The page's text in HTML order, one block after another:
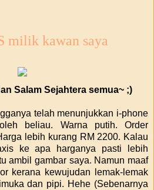
milik kawan saya
Salam Sejahtera semua~ ;)
telah menunjukkan i-phone
beliau. Warna putih. Order
lebih kurang RM 2200. Kalau
ke apa harganya pasti lebih
ambil gambar saya. Namun maaf
kerana kewujudan lemak-lemak
dan pipi. Hehe (Sebenarnya